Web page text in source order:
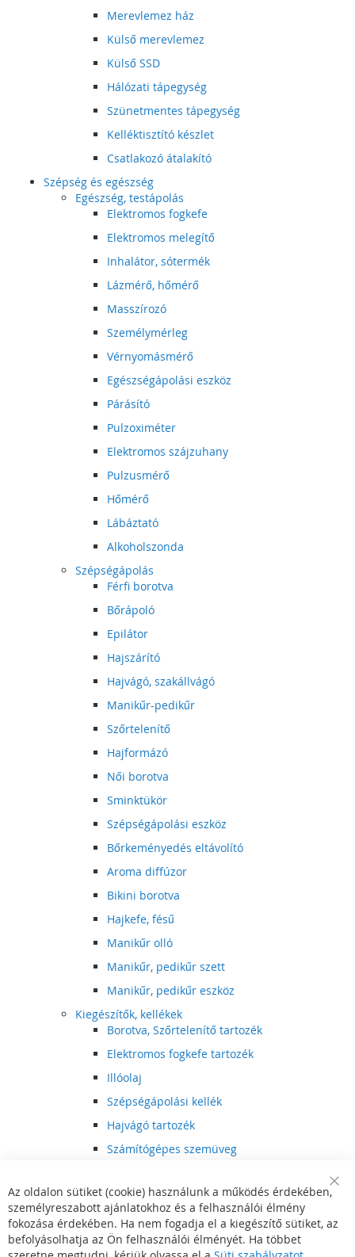
Merevlemez ház
Külső merevlemez
Külső SSD
Hálózati tápegység
Szünetmentes tápegység
Kelléktisztító készlet
Csatlakozó átalakító
Szépség és egészség
Egészség, testápolás
Elektromos fogkefe
Elektromos melegítő
Inhalátor, sótermék
Lázmérő, hőmérő
Masszírozó
Személymérleg
Vérnyomásmérő
Egészségápolási eszköz
Párásító
Pulzoximéter
Elektromos szájzuhany
Pulzusmérő
Hőmérő
Lábáztató
Alkoholszonda
Szépségápolás
Férfi borotva
Bőrápoló
Epilátor
Hajszárító
Hajvágó, szakállvágó
Manikűr-pedikűr
Szőrtelenítő
Hajformázó
Női borotva
Sminktükör
Szépségápolási eszköz
Bőrkeményedés eltávolító
Aroma diffúzor
Bikini borotva
Hajkefe, fésű
Manikűr olló
Manikűr, pedikűr szett
Manikűr, pedikűr eszköz
Kiegészítők, kellékek
Borotva, Szőrtelenítő tartozék
Elektromos fogkefe tartozék
Illóolaj
Szépségápolási kellék
Hajvágó tartozék
Számítógépes szemüveg
Hajvágó kiegészítő
Szórakoztató elektronika
Multimédia
DVD, BluRay lejátszó
Bar
Az oldalon sütiket (cookie) használunk a működés érdekében,
személyreszabott ajánlatokhoz és a felhasználói élmény
fokozása érdekében. Ha nem fogadja el a kiegészítő sütiket, az
befolyásolhatja az Ön felhasználói élményét. Ha többet